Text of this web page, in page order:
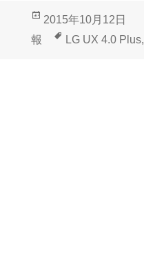
投
2015年10月12日
報
タ
LG UX 4.0 Plus,